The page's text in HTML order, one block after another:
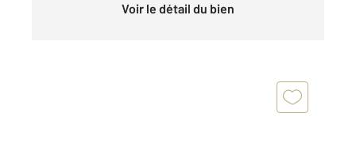
Voir le détail du bien